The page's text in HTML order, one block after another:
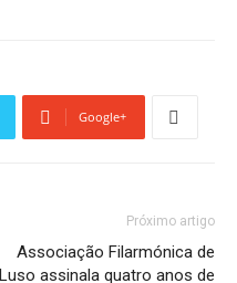
Google+
Próximo artigo
Associação Filarmónica de
Luso assinala quatro anos de